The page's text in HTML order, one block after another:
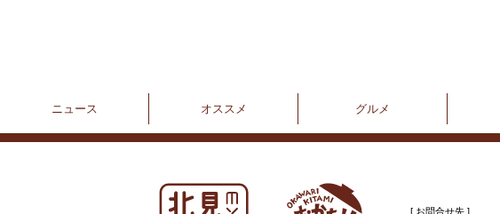
ニュース オススメ グルメ
[ お問合せ先 ]